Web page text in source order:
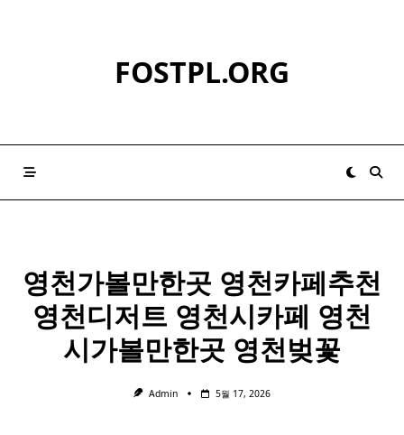
FOSTPL.ORG
영천가볼만한곳 영천카페추천
영천디저트 영천시카페 영천
시가볼만한곳 영천벚꽃
Admin 5월 17, 2026